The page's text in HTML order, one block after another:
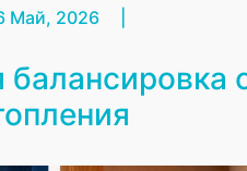
Май, 2026
балансировка